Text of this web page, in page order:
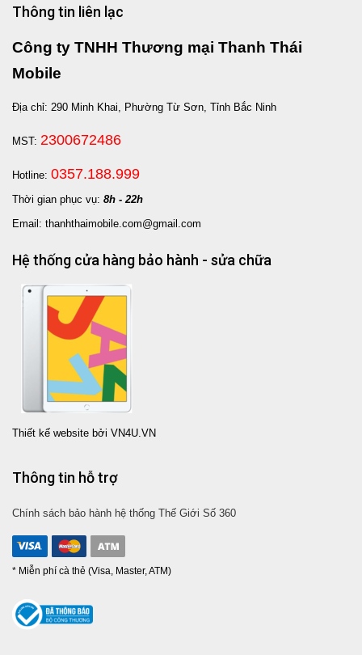
Thông tin liên lạc
Công ty TNHH Thương mại Thanh Thái
Mobile
Địa chỉ: 290 Minh Khai, Phường Từ Sơn, Tỉnh Bắc Ninh
MST: 2300672486
Hotline: 0357.188.999
Thời gian phục vụ: 8h - 22h
Email: thanhthaimobile.com@gmail.com
Hệ thống cửa hàng bảo hành - sửa chữa
Thiết kế website bởi VN4U.VN
Thông tin hỗ trợ
Chính sách bảo hành hệ thống Thế Giới Số 360
* Miễn phí cà thẻ (Visa, Master, ATM)